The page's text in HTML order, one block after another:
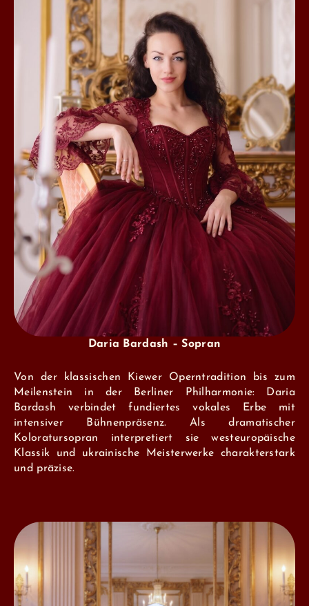
Daria Bardash – Sopran
Von der klassischen Kiewer Operntradition bis zum
Meilenstein in der Berliner Philharmonie: Daria
Bardash verbindet fundiertes vokales Erbe mit
intensiver Bühnenpräsenz. Als dramatischer
Koloratursopran interpretiert sie westeuropäische
Klassik und ukrainische Meisterwerke charakterstark
und präzise.